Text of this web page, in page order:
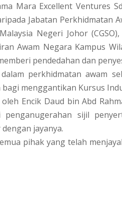
Mara Excellent Ventures
Jabatan Perkhidmatan
Negeri Johor
Awam Negara Kampus
pendedahan dan
perkhidmatan awam
menggantikan Kursus
Encik Daud bin Abd
sijil
jayanya.
pihak yang telah